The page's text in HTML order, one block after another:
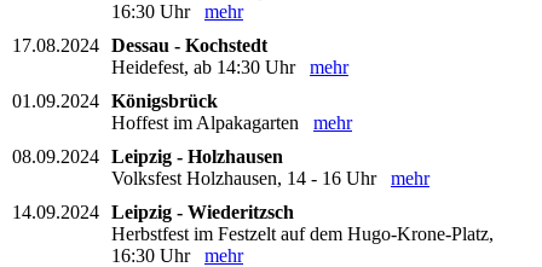
16:30 Uhr mehr
17.08.2024 Dessau - Kochstedt
Heidefest, ab 14:30 Uhr mehr
01.09.2024 Königsbrück
Hoffest im Alpakagarten mehr
08.09.2024 Leipzig - Holzhausen
Volksfest Holzhausen, 14 - 16 Uhr mehr
14.09.2024 Leipzig - Wiederitzsch
Herbstfest im Festzelt auf dem Hugo-Krone-Platz,
16:30 Uhr mehr